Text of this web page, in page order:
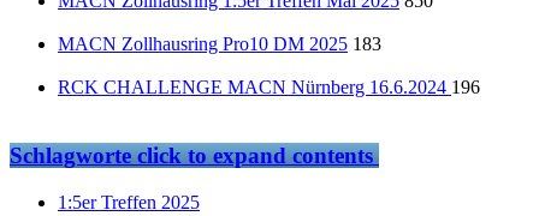
MACN Zollhausring Pro10 DM 2025 183
RCK CHALLENGE MACN Nürnberg 16.6.2024 196
Schlagworteclick to expand contents
1:5er Treffen 2025